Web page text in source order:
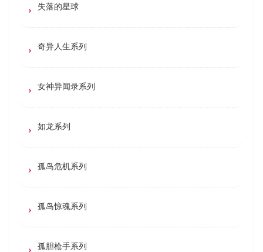
失落的星球
奇异人生系列
女神异闻录系列
如龙系列
孤岛危机系列
孤岛惊魂系列
孤胆枪手系列